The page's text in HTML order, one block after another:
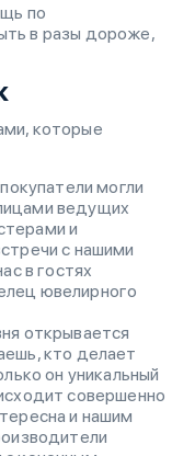
по
в разы дороже,
которые
могли
ведущих
и
с нашими
в гостях
ювелирного
открывается
кто делает
он уникальный
совершенно
и нашим